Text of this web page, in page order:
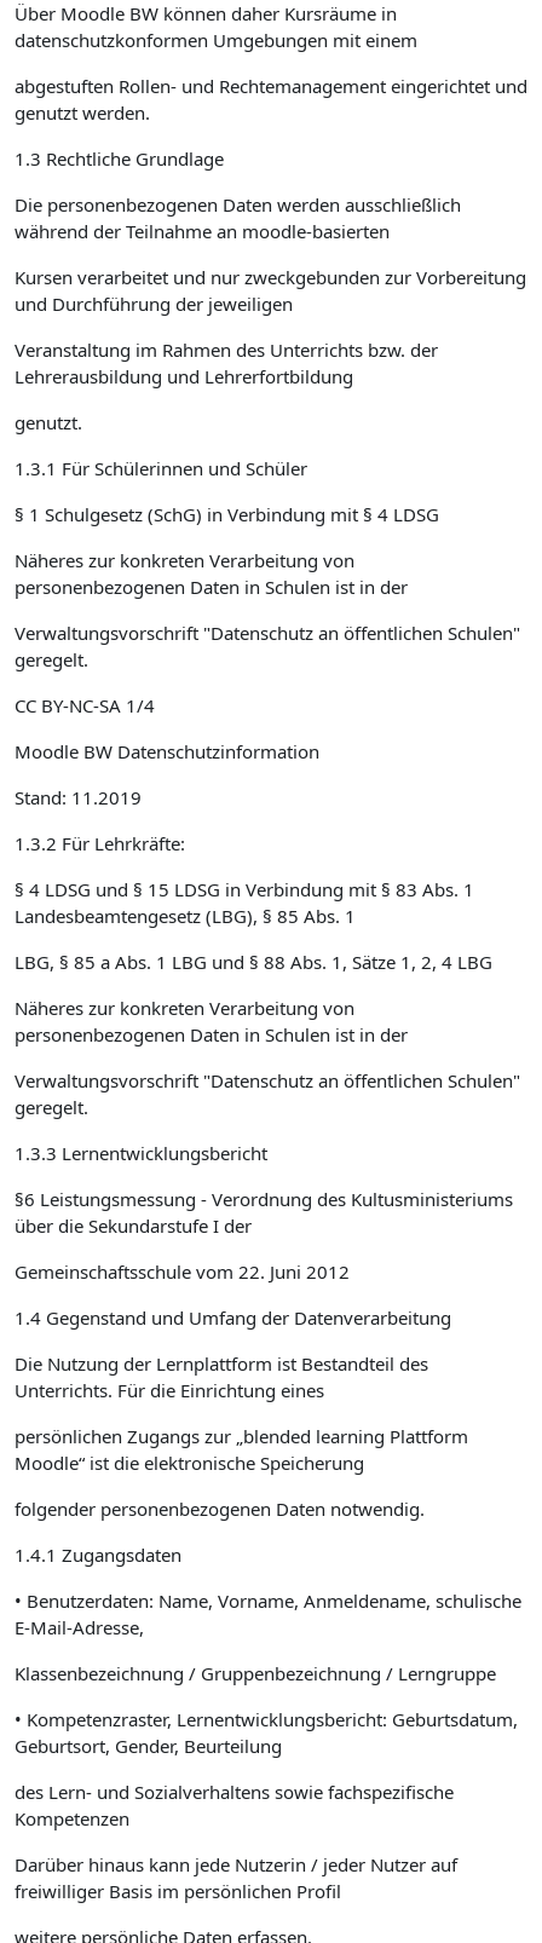
Über Moodle BW können daher Kursräume in
datenschutzkonformen Umgebungen mit einem
abgestuften Rollen- und Rechtemanagement eingerichtet und
genutzt werden.
1.3 Rechtliche Grundlage
Die personenbezogenen Daten werden ausschließlich
während der Teilnahme an moodle-basierten
Kursen verarbeitet und nur zweckgebunden zur Vorbereitung
und Durchführung der jeweiligen
Veranstaltung im Rahmen des Unterrichts bzw. der
Lehrerausbildung und Lehrerfortbildung
genutzt.
1.3.1 Für Schülerinnen und Schüler
§ 1 Schulgesetz (SchG) in Verbindung mit § 4 LDSG
Näheres zur konkreten Verarbeitung von
personenbezogenen Daten in Schulen ist in der
Verwaltungsvorschrift "Datenschutz an öffentlichen Schulen"
geregelt.
CC BY-NC-SA 1/4
Moodle BW Datenschutzinformation
Stand: 11.2019
1.3.2 Für Lehrkräfte:
§ 4 LDSG und § 15 LDSG in Verbindung mit § 83 Abs. 1
Landesbeamtengesetz (LBG), § 85 Abs. 1
LBG, § 85 a Abs. 1 LBG und § 88 Abs. 1, Sätze 1, 2, 4 LBG
Näheres zur konkreten Verarbeitung von
personenbezogenen Daten in Schulen ist in der
Verwaltungsvorschrift "Datenschutz an öffentlichen Schulen"
geregelt.
1.3.3 Lernentwicklungsbericht
§6 Leistungsmessung - Verordnung des Kultusministeriums
über die Sekundarstufe I der
Gemeinschaftsschule vom 22. Juni 2012
1.4 Gegenstand und Umfang der Datenverarbeitung
Die Nutzung der Lernplattform ist Bestandteil des
Unterrichts. Für die Einrichtung eines
persönlichen Zugangs zur „blended learning Plattform
Moodle“ ist die elektronische Speicherung
folgender personenbezogenen Daten notwendig.
1.4.1 Zugangsdaten
• Benutzerdaten: Name, Vorname, Anmeldename, schulische
E-Mail-Adresse,
Klassenbezeichnung / Gruppenbezeichnung / Lerngruppe
• Kompetenzraster, Lernentwicklungsbericht: Geburtsdatum,
Geburtsort, Gender, Beurteilung
des Lern- und Sozialverhaltens sowie fachspezifische
Kompetenzen
Darüber hinaus kann jede Nutzerin / jeder Nutzer auf
freiwilliger Basis im persönlichen Profil
weitere persönliche Daten erfassen.